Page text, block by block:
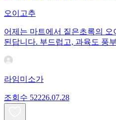
오이고추
어제는 마트에서 짙은초록의
된답니다. 부드럽고, 과육도 풍
라임미소가
조회수 52226.07.28